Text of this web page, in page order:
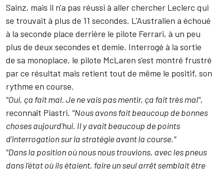
Sainz, mais il n'a pas réussi à aller chercher Leclerc qui
se trouvait à plus de 11 secondes. L'Australien a échoué
à la seconde place derrière le pilote Ferrari, à un peu
plus de deux secondes et demie. Interrogé à la sortie
de sa monoplace, le pilote McLaren s'est montré frustré
par ce résultat mais retient tout de même le positif, son
rythme en course.
"Oui, ça fait mal. Je ne vais pas mentir, ça fait très mal",
reconnaît Piastri. "Nous avons fait beaucoup de bonnes
choses aujourd'hui. Il y avait beaucoup de points
d'interrogation sur la stratégie avant la course."
"Dans la position où nous nous trouvions, avec les pneus
dans l'état où ils étaient, faire un seul arrêt semblait être